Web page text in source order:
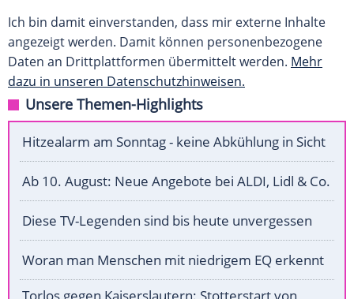
Ich bin damit einverstanden, dass mir externe Inhalte
angezeigt werden. Damit können personenbezogene
Daten an Drittplattformen übermittelt werden. Mehr
dazu in unseren Datenschutzhinweisen.
Unsere Themen-Highlights
Hitzealarm am Sonntag - keine Abkühlung in Sicht
Ab 10. August: Neue Angebote bei ALDI, Lidl & Co.
Diese TV-Legenden sind bis heute unvergessen
Woran man Menschen mit niedrigem EQ erkennt